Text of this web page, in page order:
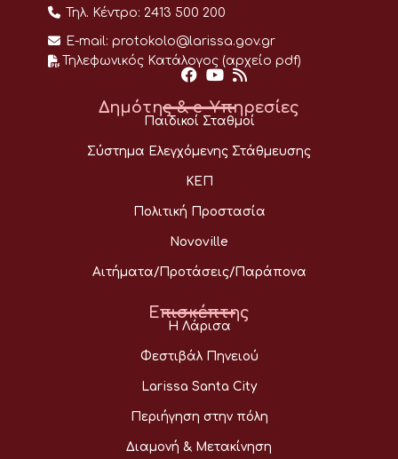
Τηλ. Κέντρο: 2413 500 200
E-mail: protokolo@larissa.gov.gr
Τηλεφωνικός Κατάλογος (αρχείο pdf)
Δημότης & e-Υπηρεσίες
Παιδικοί Σταθμοί
Σύστημα Ελεγχόμενης Στάθμευσης
ΚΕΠ
Πολιτική Προστασία
Novoville
Αιτήματα/Προτάσεις/Παράπονα
Επισκέπτης
Η Λάρισα
Φεστιβάλ Πηνειού
Larissa Santa City
Περιήγηση στην πόλη
Διαμονή & Μετακίνηση